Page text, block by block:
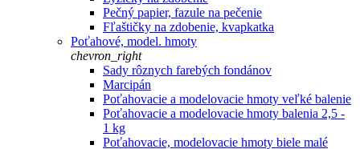
Pečný papier, fazule na pečenie
Fľaštičky na zdobenie, kvapkatka
Poťahové, model. hmoty
chevron_right
Sady rôznych farebých fondánov
Marcipán
Poťahovacie a modelovacie hmoty veľké balenie
Poťahovacie a modelovacie hmoty balenia 2,5 -
1 kg
Poťahovacie, modelovacie hmoty biele malé